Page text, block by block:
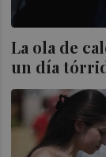
La ola de
un día